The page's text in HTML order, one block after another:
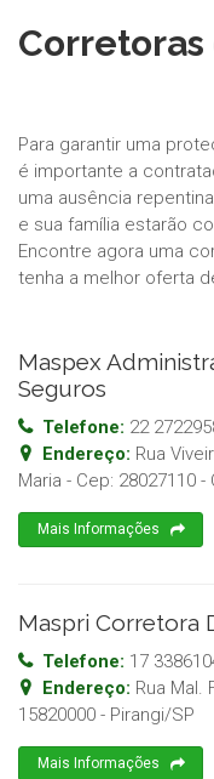
Para garantir uma
é importante a
uma ausência
e sua família estarão
Encontre agora uma
tenha a melhor oferta
Maspex
Seguros
Telefone: 22
Endereço: Rua
Maria - Cep: 28027110 -
Mais Informações
Maspri Corretora
Telefone: 17
Endereço: Rua Mal.
15820000 - Pirangi/SP
Mais Informações